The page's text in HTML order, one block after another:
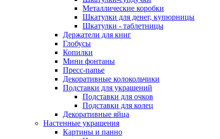
Металлические коробки
Шкатулки для денег, купюрницы
Шкатулки - таблетницы
Держатели для книг
Глобусы
Копилки
Мини фонтаны
Пресс-папье
Декоративные колокольчики
Подставки для украшений
Подставки для очков
Подставки для колец
Декоративные яйца
Настенные украшения
Картины и панно